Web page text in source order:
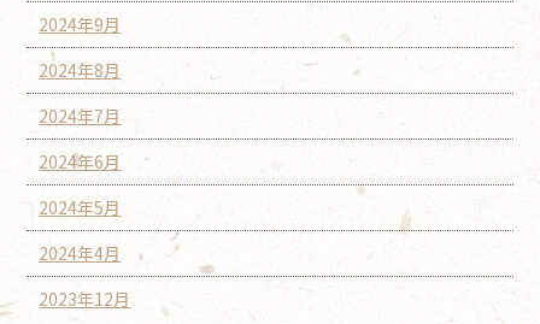
2024年9月
2024年8月
2024年7月
2024年6月
2024年5月
2024年4月
2023年12月